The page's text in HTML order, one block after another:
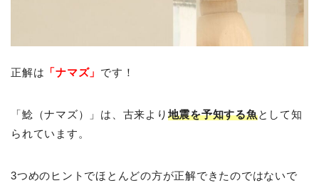
正解は 「ナマズ」 です！
「鯰（ナマズ）」は、古来より地震を予知する魚として知
られています。
3つめのヒントでほとんどの方が正解できたのではないで